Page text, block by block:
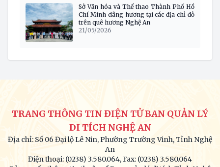
Sở Văn hóa và Thể thao Thành Phố Hồ
Chí Minh dâng hương tại các địa chỉ đỏ
trên quê hương Nghệ An
21/05/2026
TRANG THÔNG TIN ĐIỆN TỬ BAN QUẢN LÝ
DI TÍCH NGHỆ AN
Địa chỉ: Số 06 Đại lộ Lê Nin, Phường Trường Vinh, Tỉnh Nghệ
An
Điện thoại: (0238) 3.580.064, Fax: (0238) 3.580.064